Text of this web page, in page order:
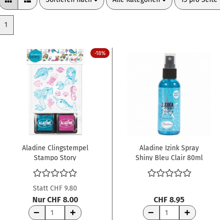
1
-18%
Aladine Clingstempel
Stampo Story
Mermaids
Statt CHF 9.80
Nur CHF 8.00
Aladine Izink Spray
Shiny Bleu Clair 80ml
CHF 8.95